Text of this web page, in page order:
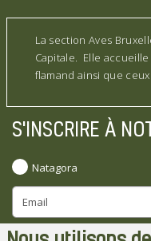
La section Aves
Capitale. Elle
flamand ainsi que
S'INSCRIRE À
Natagora